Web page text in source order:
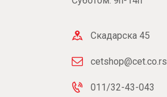
Скадарска 45
cetshop@cet.co.rs
011/32-43-043